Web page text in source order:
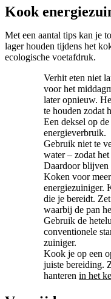
Kook
Met een aantal tips kan je
lager houden tijdens het
ecologische voetafdruk.
Verhit eten niet
voor het
later opnieuw.
te houden zodat
Een deksel op
energieverbruik.
Gebruik niet te
water – zodat
Daardoor blijven
Koken voor
energiezuiniger.
die je bereidt.
waarbij de pan
Gebruik de
conventionele
zuiniger.
Kook je op een
juiste bereiding.
hanteren in het